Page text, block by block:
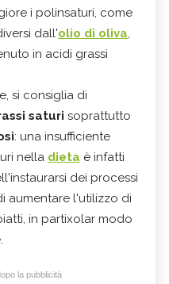
i polinsaturi, come
dall'olio di oliva,
in acidi grassi
si consiglia di
saturi soprattutto
: una insufficiente
nella dieta è infatti
dei processi
aumentare l'utilizzo di
in partixolar modo
la pubblicità